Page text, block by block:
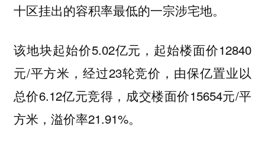
十区挂出的容积率最低的一宗涉宅地。
该地块起始价5.02亿元，起始楼面价12840
元/平方米，经过23轮竞价，由保亿置业以
总价6.12亿元竞得，成交楼面价15654元/平
方米，溢价率21.91%。